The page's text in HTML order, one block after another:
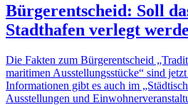
Bürgerentscheid: Soll
Stadthafen verlegt
Die Fakten zum Bürgerentscheid
maritimen Ausstellungsstücke“ sind
Informationen gibt es auch im
Ausstellungen und